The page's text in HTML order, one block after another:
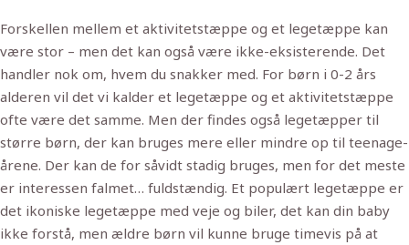
Forskellen mellem et aktivitetstæppe og et legetæppe kan
være stor – men det kan også være ikke-eksisterende. Det
handler nok om, hvem du snakker med. For børn i 0-2 års
alderen vil det vi kalder et legetæppe og et aktivitetstæppe
ofte være det samme. Men der findes også legetæpper til
større børn, der kan bruges mere eller mindre op til teenage-
årene. Der kan de for såvidt stadig bruges, men for det meste
er interessen falmet… fuldstændig. Et populært legetæppe er
det ikoniske legetæppe med veje og biler, det kan din baby
ikke forstå, men ældre børn vil kunne bruge timevis på at